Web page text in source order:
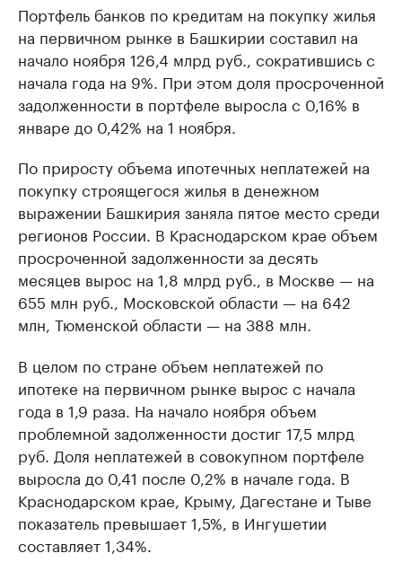
Портфель банков по кредитам на покупку жилья
на первичном рынке в Башкирии составил на
начало ноября 126,4 млрд руб., сократившись с
начала года на 9%. При этом доля просроченной
задолженности в портфеле выросла с 0,16% в
январе до 0,42% на 1 ноября.
По приросту объема ипотечных неплатежей на
покупку строящегося жилья в денежном
выражении Башкирия заняла пятое место среди
регионов России. В Краснодарском крае объем
просроченной задолженности за десять
месяцев вырос на 1,8 млрд руб., в Москве — на
655 млн руб., Московской области — на 642
млн, Тюменской области — на 388 млн.
В целом по стране объем неплатежей по
ипотеке на первичном рынке вырос с начала
года в 1,9 раза. На начало ноября объем
проблемной задолженности достиг 17,5 млрд
руб. Доля неплатежей в совокупном портфеле
выросла до 0,41 после 0,2% в начале года. В
Краснодарском крае, Крыму, Дагестане и Тыве
показатель превышает 1,5%, в Ингушетии
составляет 1,34%.